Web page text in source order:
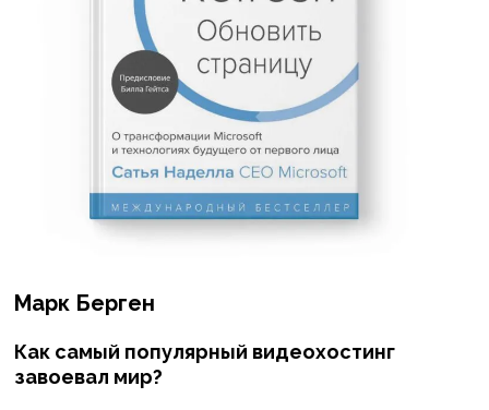
Марк Берген
Как самый популярный видеохостинг
завоевал мир?